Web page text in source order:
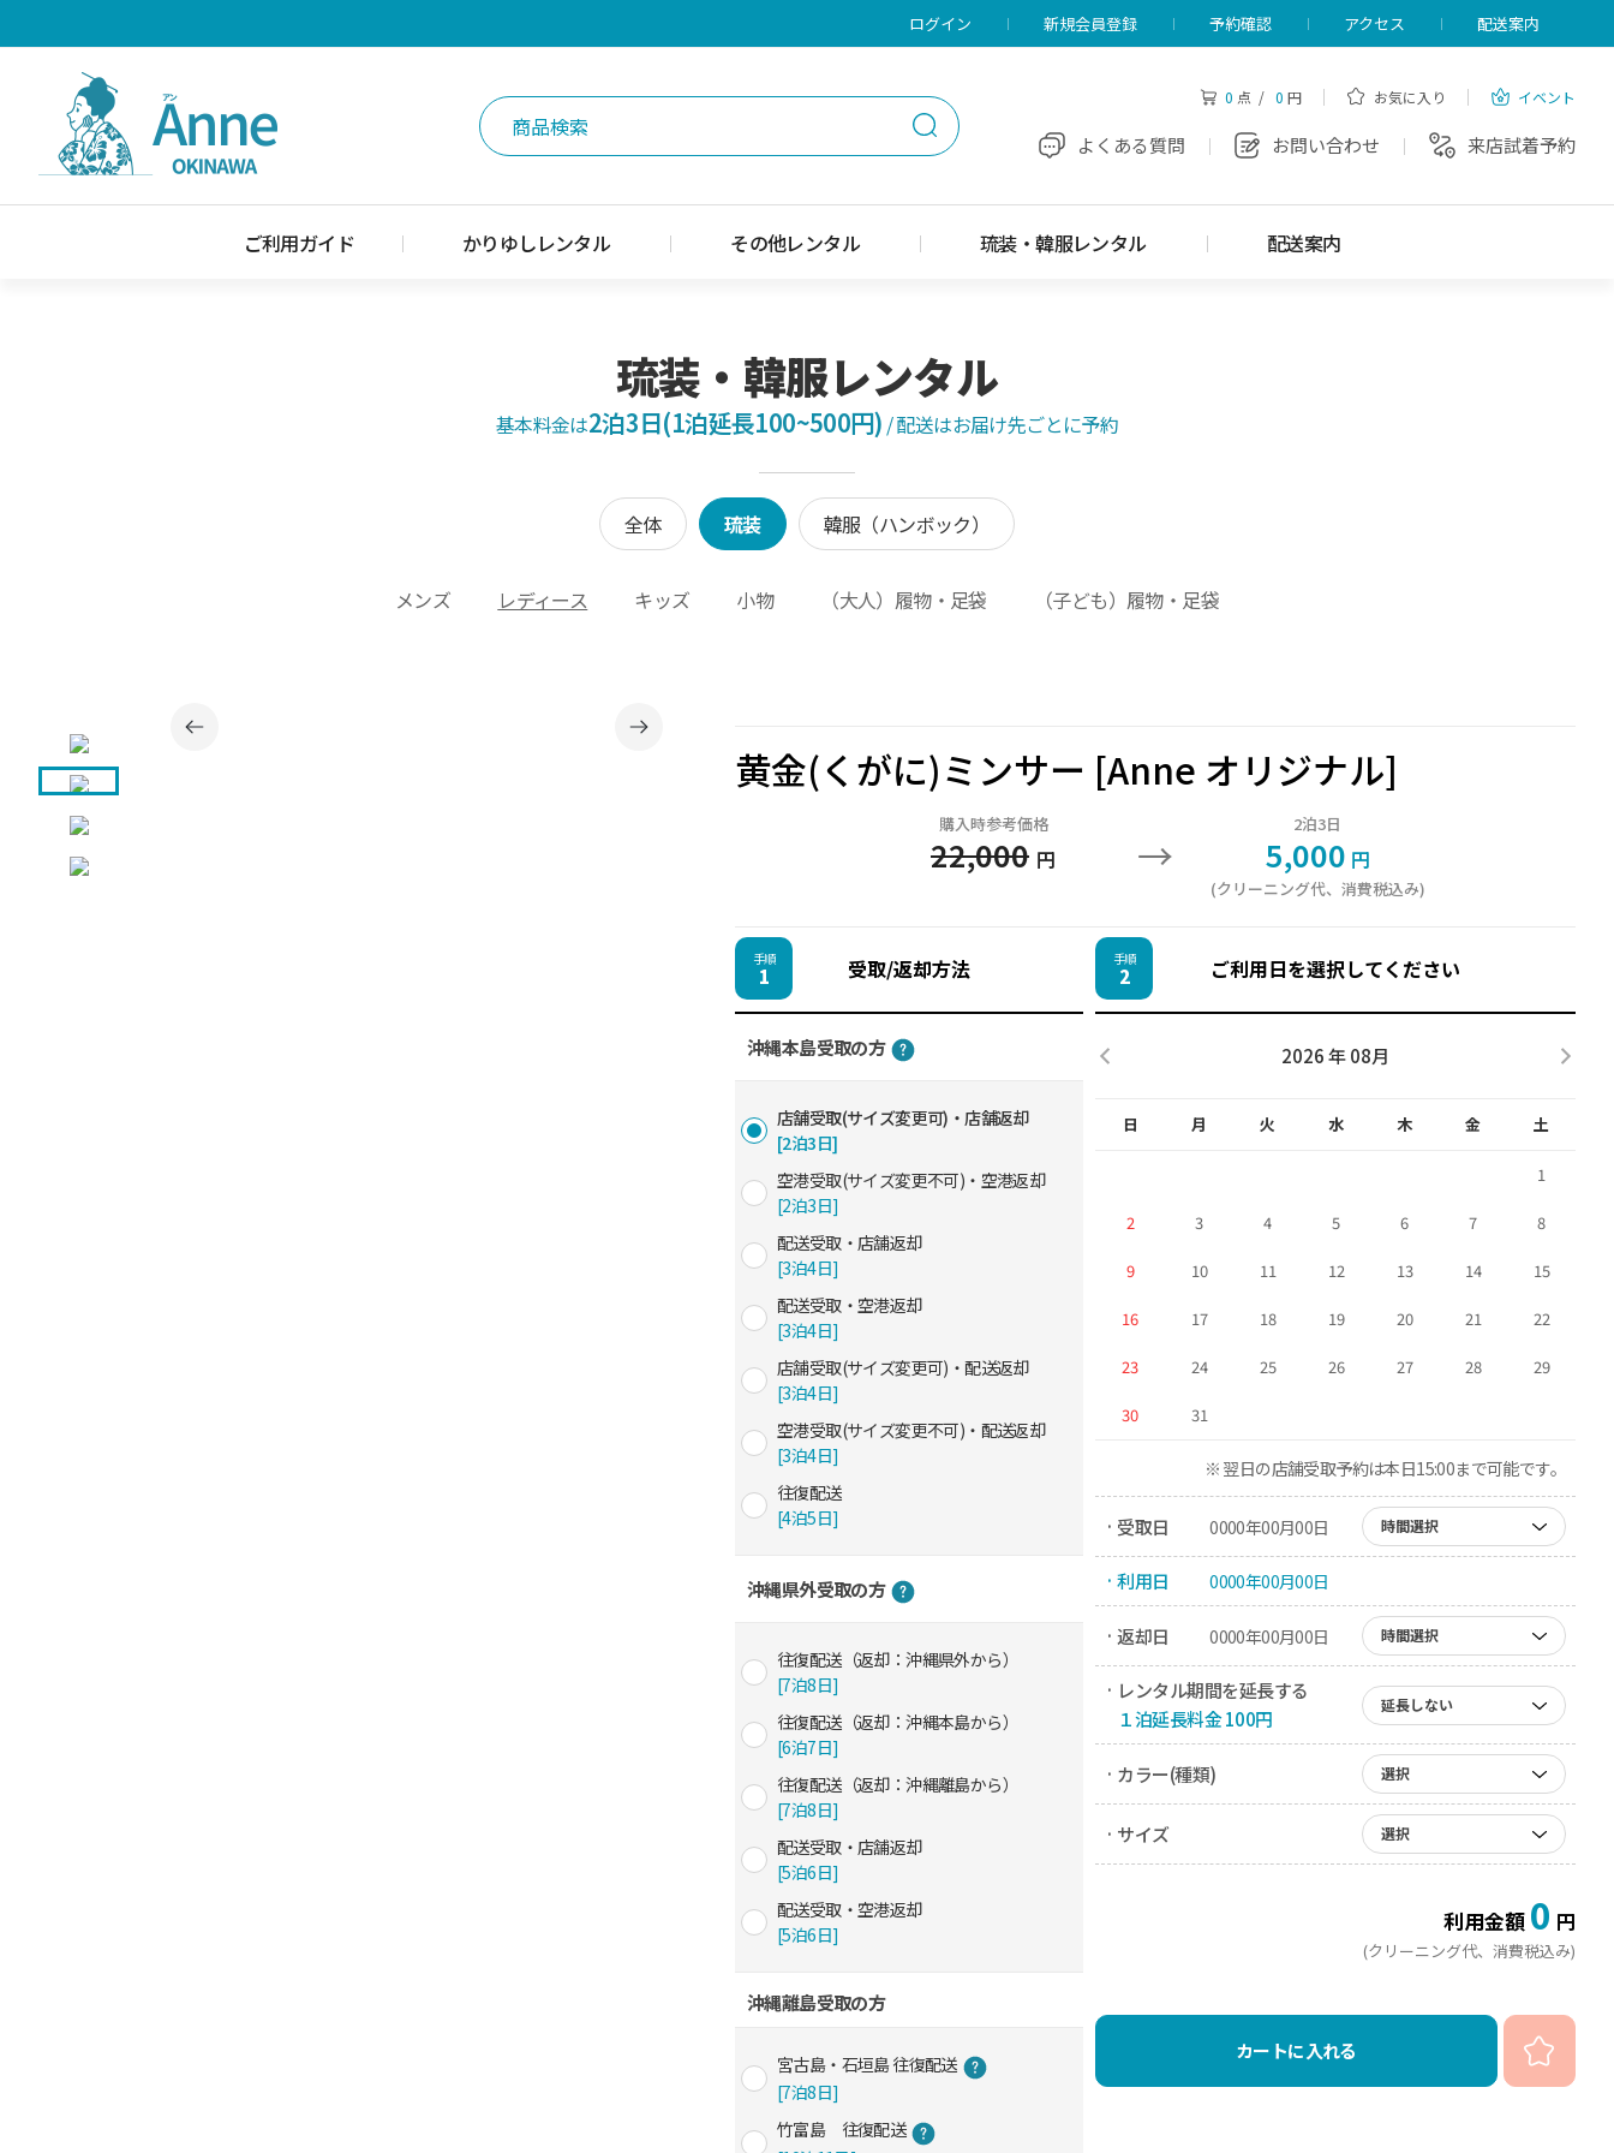
ログイン 新規会員登録 予約確認 アクセス 配送案内
0 点 / 0 円 お気に入り イベント
よくある質問 お問い合わせ 来店試着予約
ご利用ガイド かりゆしレンタル その他レンタル 琉装・韓服レンタル 配送案内
琉装・韓服レンタル
基本料金は2泊3日(1泊延長100~500円) /配送はお届け先ごとに予約
全体 琉装 韓服（ハンボック）
メンズ レディース キッズ 小物 （大人）履物・足袋 （子ども）履物・足袋
黄金(くがに)ミンサー [Anne オリジナル]
購入時参考価格
22,000 円 →
2泊3日
5,000 円
(クリーニング代、消費税込み)
手順
1 受取/返却方法
沖縄本島受取の方
店舗受取(サイズ変更可)・店舗返却
[2泊3日]
空港受取(サイズ変更不可)・空港返却
[2泊3日]
配送受取・店舗返却
[3泊4日]
配送受取・空港返却
[3泊4日]
店舗受取(サイズ変更可)・配送返却
[3泊4日]
空港受取(サイズ変更不可)・配送返却
[3泊4日]
往復配送
[4泊5日]
沖縄県外受取の方
往復配送（返却：沖縄県外から）
[7泊8日]
往復配送（返却：沖縄本島から）
[6泊7日]
往復配送（返却：沖縄離島から）
[7泊8日]
配送受取・店舗返却
[5泊6日]
配送受取・空港返却
[5泊6日]
沖縄離島受取の方
宮古島・石垣島 往復配送
[7泊8日]
竹富島 往復配送
手順
2 ご利用日を選択してください
2026 年 08月
日 月 火 水 木 金 土
1
2 3 4 5 6 7 8
9 10 11 12 13 14 15
16 17 18 19 20 21 22
23 24 25 26 27 28 29
30 31
※ 翌日の店舗受取予約は本日15:00まで可能です。
· 受取日 0000年00月00日 時間選択
· 利用日 0000年00月00日
· 返却日 0000年00月00日 時間選択
· レンタル期間を延長する
１泊延長料金 100円
延長しない
· カラー(種類) 選択
· サイズ 選択
利用金額 0 円
(クリーニング代、消費税込み)
カートに入れる